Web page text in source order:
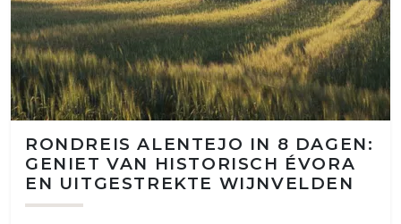
RONDREIS ALENTEJO IN 8 DAGEN:
GENIET VAN HISTORISCH ÉVORA
EN UITGESTREKTE WIJNVELDEN